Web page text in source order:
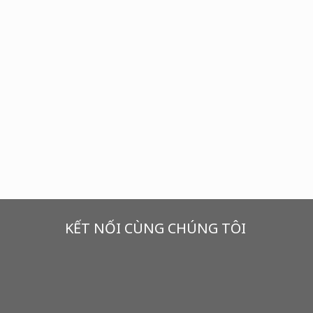
KẾT NỐI CÙNG CHÚNG TÔI